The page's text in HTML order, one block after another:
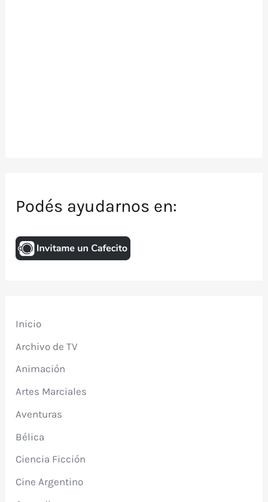
Podés ayudarnos en:
Inicio
Archivo de TV
Animación
Artes Marciales
Aventuras
Bélica
Ciencia Ficción
Cine Argentino